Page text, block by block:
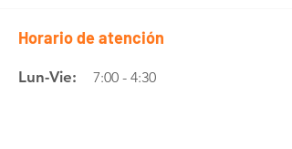
Horario de atención
Lun-Vie: 7:00 - 4:30